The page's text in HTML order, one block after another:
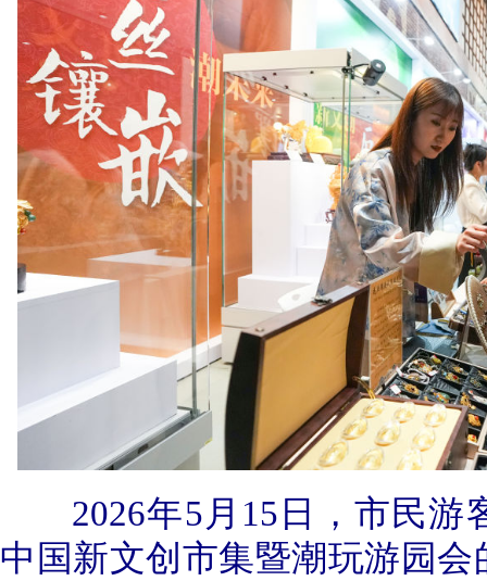
2026年5月15日，市民游
中国新文创市集暨潮玩游园